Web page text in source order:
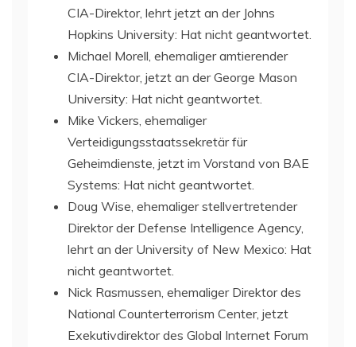
CIA-Direktor, lehrt jetzt an der Johns
Hopkins University: Hat nicht geantwortet.
Michael Morell, ehemaliger amtierender
CIA-Direktor, jetzt an der George Mason
University: Hat nicht geantwortet.
Mike Vickers, ehemaliger
Verteidigungsstaatssekretär für
Geheimdienste, jetzt im Vorstand von BAE
Systems: Hat nicht geantwortet.
Doug Wise, ehemaliger stellvertretender
Direktor der Defense Intelligence Agency,
lehrt an der University of New Mexico: Hat
nicht geantwortet.
Nick Rasmussen, ehemaliger Direktor des
National Counterterrorism Center, jetzt
Exekutivdirektor des Global Internet Forum